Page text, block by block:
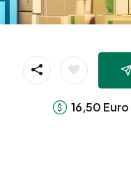
16,50 Euro